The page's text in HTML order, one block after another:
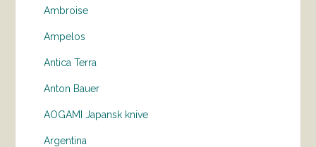
Ambroise
Ampelos
Antica Terra
Anton Bauer
AOGAMI Japansk knive
Argentina